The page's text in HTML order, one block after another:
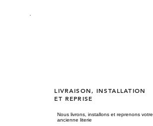
LIVRAISON, INSTALLATION
ET REPRISE
Nous livrons, installons et reprenons votre
ancienne literie